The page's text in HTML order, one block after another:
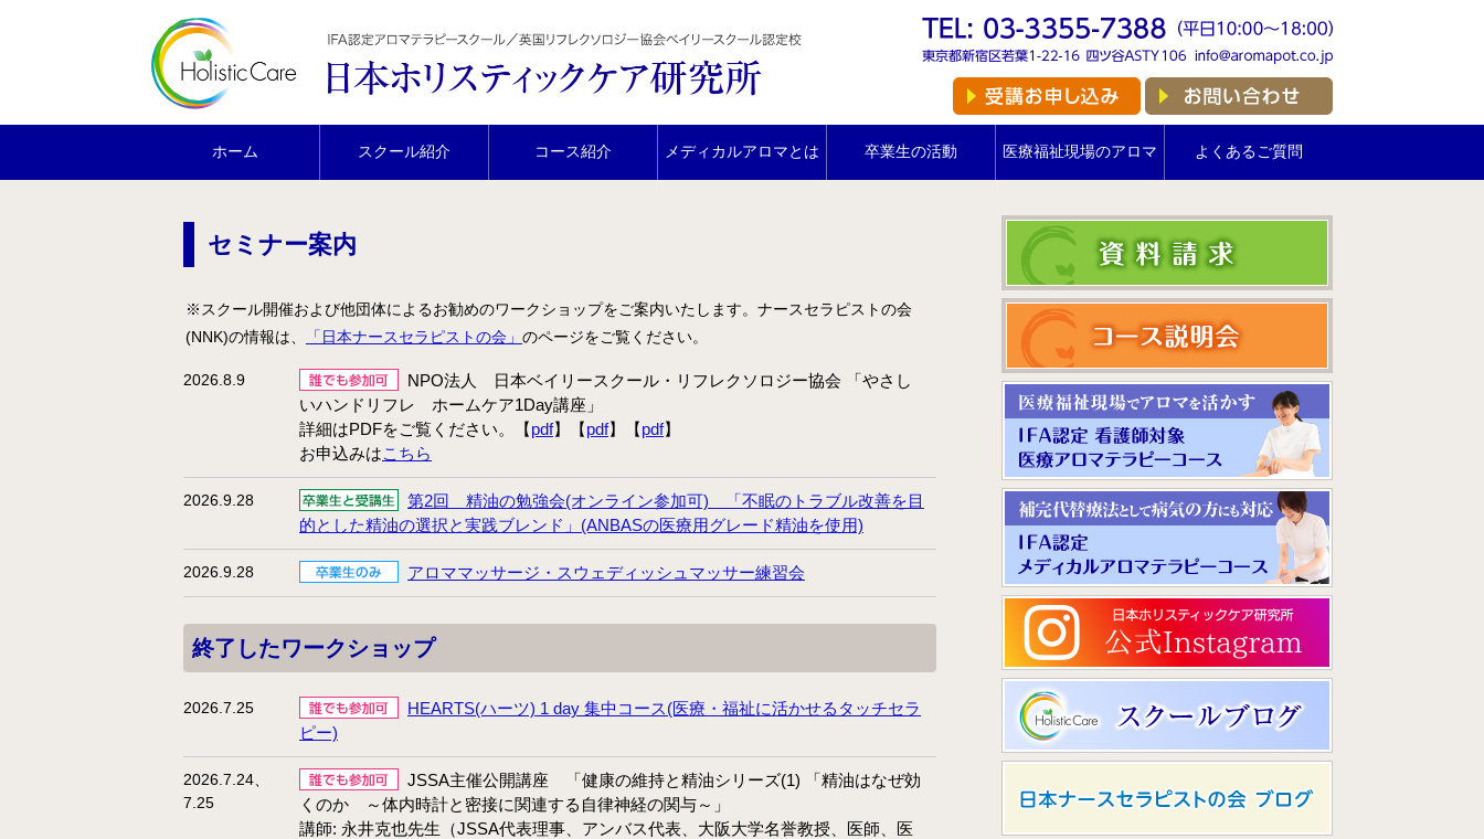
ホーム スクール紹介 コース紹介 メディカルアロマとは 卒業生の活動 医療福祉現場のアロマ よくあるご質問
セミナー案内
※スクール開催および他団体によるお勧めのワークショップをご案内いたします。ナースセラピストの会
(NNK)の情報は、 「日本ナースセラピストの会」 のページをご覧ください。
2026.8.9
NPO法人 日本ベイリースクール・リフレクソロジー協会 「やさし
いハンドリフレ ホームケア1Day講座」
詳細はPDFをご覧ください。【pdf】【pdf】【pdf】
お申込みはこちら
2026.9.28
第2回 精油の勉強会(オンライン参加可) 「不眠のトラブル改善を目
的とした精油の選択と実践ブレンド」(ANBASの医療用グレード精油を使用)
2026.9.28 アロママッサージ・スウェディッシュマッサー練習会
終了したワークショップ
2026.7.25
HEARTS(ハーツ) 1 day 集中コース(医療・福祉に活かせるタッチセラ
ピー)
2026.7.24、
7.25
JSSA主催公開講座 「健康の維持と精油シリーズ(1) 「精油はなぜ効
くのか ～体内時計と密接に関連する自律神経の関与～」
講師: 永井克也先生（JSSA代表理事、アンバス代表、大阪大学名誉教授、医師、医
ホーム
当校の特長
コース紹介
IFA認定 メディカルアロマテラピーコース【2026年5月開
講】
IFA認定 看護師対象 医療アロマテラピーコース【2026年5
月開講】
メディカルアロマとは
補完代替療法とは